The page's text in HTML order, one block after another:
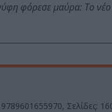
φόρεσε μαύρα: Το νέο
9789601655970, Σελίδες: